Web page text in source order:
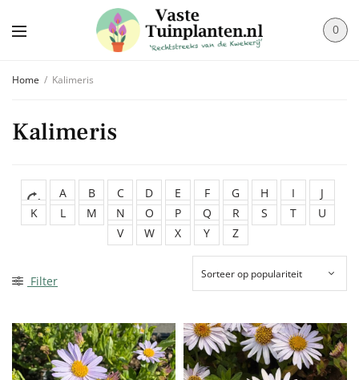
0
Home / Kalimeris
Kalimeris
A B C D E F G H I
J
K
L M N O P Q R S T
U
V
W X Y Z
Filter